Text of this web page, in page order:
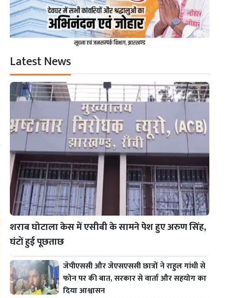
Latest News
शराब घोटाला केस में एसीबी के सामने पेश हुए अरुण सिंह,
घंटों हुई पूछताछ
जेपीएससी और जेएसएससी छात्रों ने राहुल गांधी से
फोन पर की बात, सरकार से वार्ता और सहयोग का
दिया आश्वासन